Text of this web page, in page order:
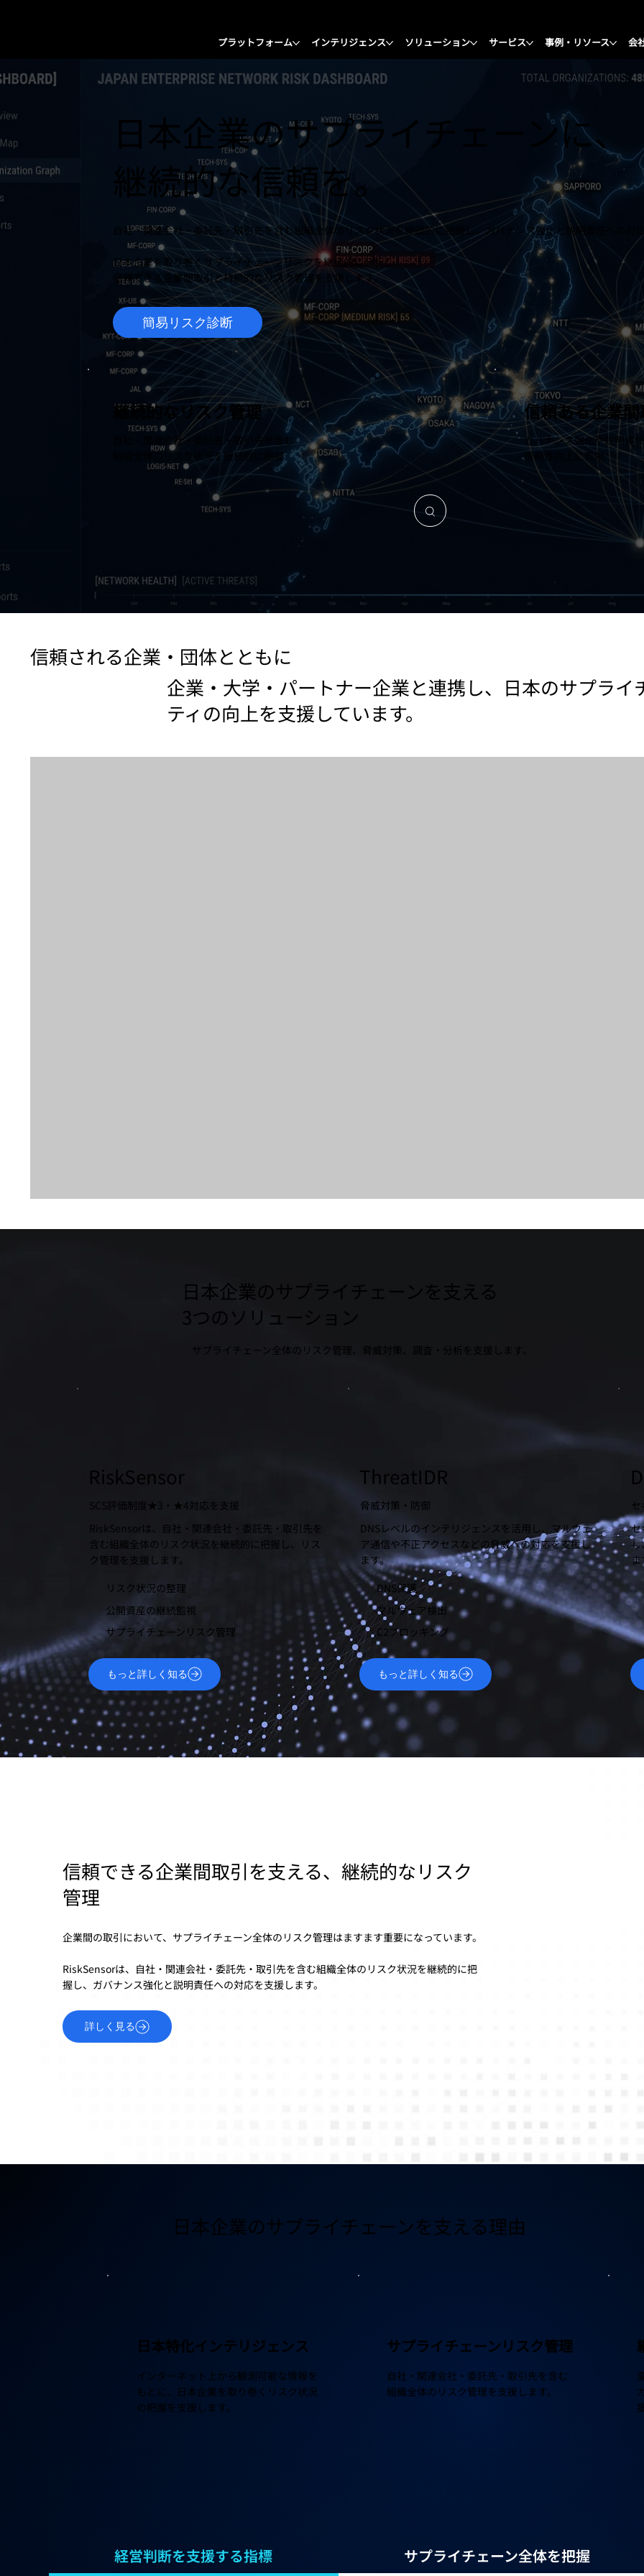
プラットフォーム インテリジェンス ソリューション サービス 事例・リソース 会
日本企業のサプライチェーンに、
継続的な信頼を。
自社・関連会社・委託先・取引先を含む組織全体のリスク状況を継続的に把握し、ガバナンス強化と説明責任への対
日本企業を取り巻くサプライチェーンリスクを継続的に分析し、
信頼できる企業間取引と持続的なリスク管理を支援します。
簡易リスク診断
継続的なリスク管理
自社・関連会社・委託先・取引先を含む
組織全体のリスク状況を継続的に把握
信頼ある企業
ガバナンス強化や説明責
信頼性向上に貢献
信頼される企業・団体とともに
企業・大学・パートナー企業と連携し、日本のサプライ
ティの向上を支援しています。
日本企業のサプライチェーンを支える
3つのソリューション
サプライチェーン全体のリスク管理、脅威対策、調査・分析を支援します。
RiskSensor
SCS評価制度★3・★4対応を支援
RiskSensorは、自社・関連会社・委託先・取引先を
含む組織全体のリスク状況を継続的に把握し、リス
ク管理を支援します。
リスク状況の整理
公開資産の継続監視
サプライチェーンリスク管理
もっと詳しく知る
ThreatIDR
脅威対策・防御
DNSレベルのインテリジェンスを活用し、マルウェ
ア通信や不正アクセスなどの脅威への対応を支援し
ます。
DNS保護
マルウェア検出
C2ブロッキング
もっと詳しく知る
セ
し
信頼できる企業間取引を支える、継続的なリスク
管理
企業間の取引において、サプライチェーン全体のリスク管理はますます重要になっています。
RiskSensorは、自社・関連会社・委託先・取引先を含む組織全体のリスク状況を継続的に把
握し、ガバナンス強化と説明責任への対応を支援します。
詳しく見る
日本企業のサプライチェーンを支える理由
日本特化インテリジェンス
インターネット上から観測可能な情報を
もとに、日本企業を取り巻くリスク状況
の把握を支援します。
サプライチェーンリスク管理
自社・関連会社・委託先・取引先を含む
組織全体のリスク管理を支援します。
経営判断を支援する指標 サプライチェーン全体を把握